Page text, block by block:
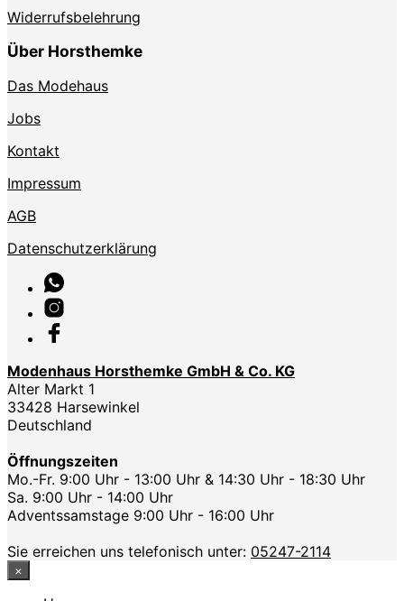
Widerrufsbelehrung
Über Horsthemke
Das Modehaus
Jobs
Kontakt
Impressum
AGB
Datenschutzerklärung
Modenhaus Horsthemke GmbH & Co. KG
Alter Markt 1
33428 Harsewinkel
Deutschland
Öffnungszeiten
Mo.-Fr. 9:00 Uhr - 13:00 Uhr & 14:30 Uhr - 18:30 Uhr
Sa. 9:00 Uhr - 14:00 Uhr
Adventssamstage 9:00 Uhr - 16:00 Uhr
Sie erreichen uns telefonisch unter: 05247-2114
×